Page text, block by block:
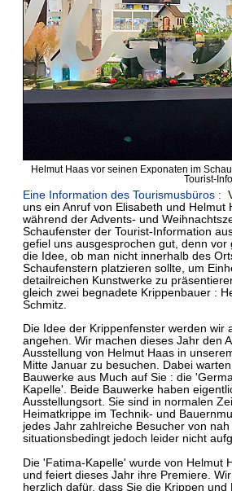
Helmut Haas vor seinen Exponaten im
Tourist-
Eine Information des Tourismusbüros :
uns ein Anruf von Elisabeth und Helmut
während der Advents- und
Schaufenster der Tourist-Information
gefiel uns ausgesprochen gut, denn
die Idee, ob man nicht innerhalb des
Schaufenstern platzieren sollte, um
detailreichen Kunstwerke zu
gleich zwei begnadete Krippenbauer :
Schmitz.
Die Idee der Krippenfenster werden wir
angehen. Wir machen dieses Jahr den
Ausstellung von Helmut Haas in
Mitte Januar zu besuchen. Dabei
Bauwerke aus Much auf Sie : die
Kapelle'. Beide Bauwerke haben
Ausstellungsort. Sie sind in normalen
Heimatkrippe im Technik- und
jedes Jahr zahlreiche Besucher von
situationsbedingt jedoch leider nicht
Die 'Fatima-Kapelle' wurde von Helmut
und feiert dieses Jahr ihre Premiere.
herzlich dafür, dass Sie die Krippen